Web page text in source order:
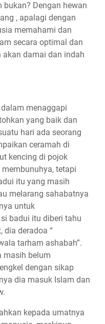
Dengan hewan
, apalagi dengan
memahami dan
secara optimal dan
damai dan indah
menaggapi
yang baik dan
hari ada seorang
ceramah di
kencing di pojok
tetapi
itu yang masih
melarang sahabatnya
untuk
badui itu diberi tahu
dia deradoa “
tarham ashabah”.
masih belum
dengan sikap
dia masuk Islam dan
kepada umatnya